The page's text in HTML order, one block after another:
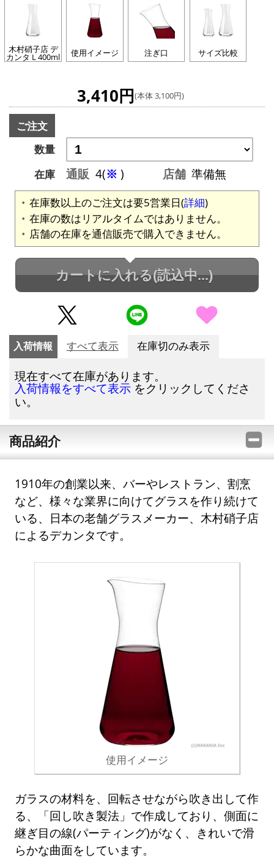
木村硝子店 デ
カンタ L 400ml 使用イメージ 注ぎ口 サイズ比較
3,410円(本体 3,100円)
ご注文
数量
在庫
通販 4(※ ) 店舗 準備無
在庫数以上のご注文は要5営業日(詳細)
在庫の数はリアルタイムではありません。
店舗の在庫を通信販売で購入できません。
カートに入れる(読込中...)
入荷情報 すべて表示 在庫切のみ表示
現在すべて在庫があります。
入荷情報をすべて表示 をクリックしてくださ
い。
商品紹介
1910年の創業以来、バーやレストラン、割烹
など、様々な業界に向けてグラスを作り続けて
いる、日本の老舗グラスメーカー、木村硝子店
によるデカンタです。
使用イメージ
ガラスの材料を、回転させながら吹き出して作
る、「回し吹き製法」で作成しており、側面に
継ぎ目の線(パーティング)がなく、きれいで滑
らかな曲面をしています。